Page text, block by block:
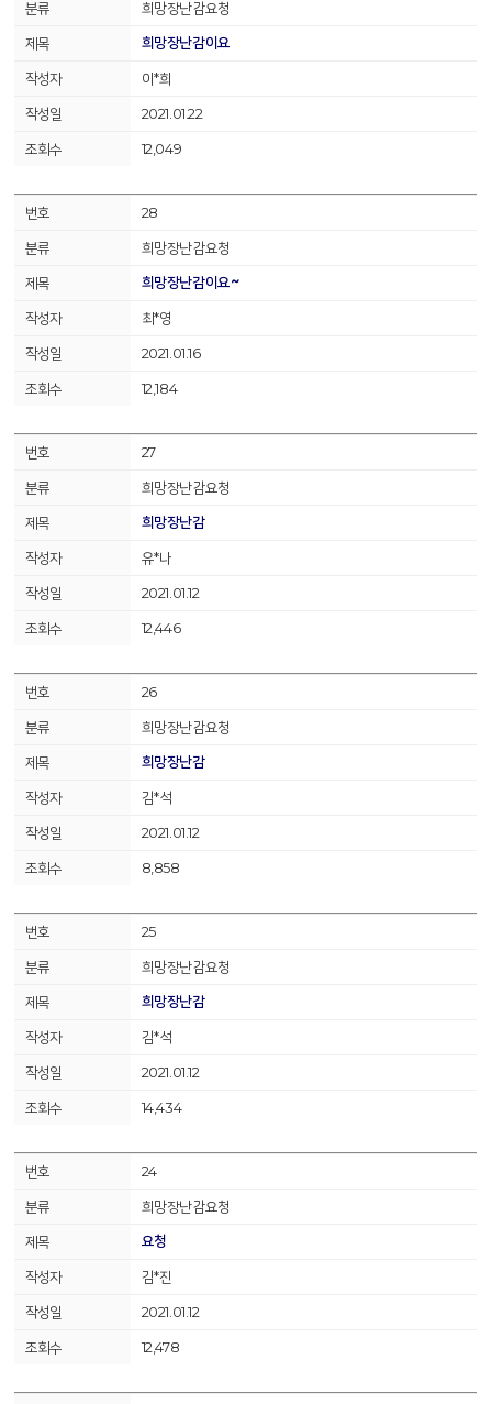
희망장난감요청
희망장난감이요
이*희
2021.01.22
12,049
28
희망장난감요청
희망장난감이요~
최*영
2021.01.16
12,184
27
희망장난감요청
희망장난감
유*나
2021.01.12
12,446
26
희망장난감요청
희망장난감
김*석
2021.01.12
8,858
25
희망장난감요청
희망장난감
김*석
2021.01.12
14,434
24
희망장난감요청
요청
김*진
2021.01.12
12,478